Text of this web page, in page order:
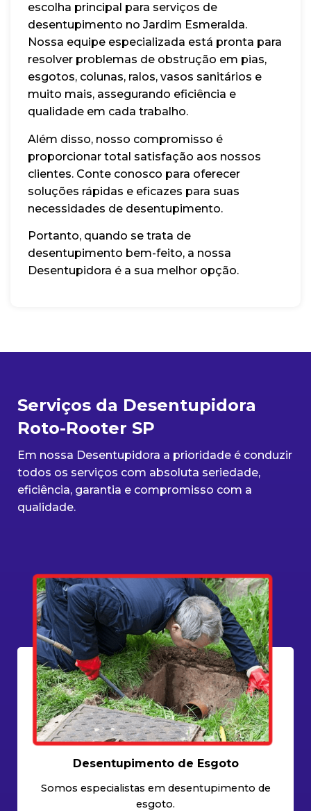
escolha principal para serviços de
desentupimento no Jardim Esmeralda.
Nossa equipe especializada está pronta para
resolver problemas de obstrução em pias,
esgotos, colunas, ralos, vasos sanitários e
muito mais, assegurando eficiência e
qualidade em cada trabalho.
Além disso, nosso compromisso é
proporcionar total satisfação aos nossos
clientes. Conte conosco para oferecer
soluções rápidas e eficazes para suas
necessidades de desentupimento.
Portanto, quando se trata de
desentupimento bem-feito, a nossa
Desentupidora é a sua melhor opção.
Serviços da Desentupidora
Roto-Rooter SP
Em nossa Desentupidora a prioridade é conduzir
todos os serviços com absoluta seriedade,
eficiência, garantia e compromisso com a
qualidade.
Desentupimento de Esgoto
Somos especialistas em desentupimento de
esgoto.